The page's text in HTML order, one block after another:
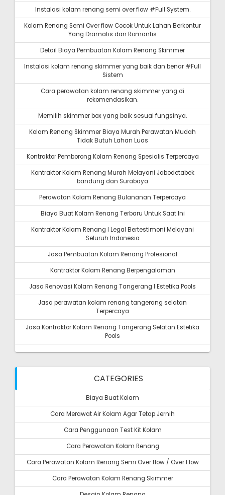
Instalasi kolam renang semi over flow #Full System.
Kolam Renang Semi Over flow Cocok Untuk Lahan Berkontur
Yang Dramatis dan Romantis
Detail Biaya Pembuatan Kolam Renang Skimmer
Instalasi kolam renang skimmer yang baik dan benar #Full
Sistem
Cara perawatan kolam renang skimmer yang di
rekomendasikan.
Memilih skimmer box yang baik sesuai fungsinya.
Kolam Renang Skimmer Biaya Murah Perawatan Mudah
Tidak Butuh Lahan Luas
Kontraktor Pemborong Kolam Renang Spesialis Terpercaya
Kontraktor Kolam Renang Murah Melayani Jabodetabek
bandung dan Surabaya
Perawatan Kolam Renang Bulananan Terpercaya
Biaya Buat Kolam Renang Terbaru Untuk Saat Ini
Kontraktor Kolam Renang I Legal Bertestimoni Melayani
Seluruh Indonesia
Jasa Pembuatan Kolam Renang Profesional
Kontraktor Kolam Renang Berpengalaman
Jasa Renovasi Kolam Renang Tangerang I Estetika Pools
Jasa perawatan kolam renang tangerang selatan
Terpercaya
Jasa Kontraktor Kolam Renang Tangerang Selatan Estetika
Pools
CATEGORIES
Biaya Buat Kolam
Cara Merawat Air Kolam Agar Tetap Jernih
Cara Penggunaan Test Kit Kolam
Cara Perawatan Kolam Renang
Cara Perawatan Kolam Renang Semi Over flow / Over Flow
Cara Perawatan Kolam Renang Skimmer